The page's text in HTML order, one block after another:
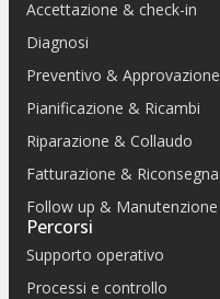
Accettazione & check-in
Diagnosi
Preventivo & Approvazione
Pianificazione & Ricambi
Riparazione & Collaudo
Fatturazione & Riconsegna
Follow up & Manutenzione
Percorsi
Supporto operativo
Processi e controllo